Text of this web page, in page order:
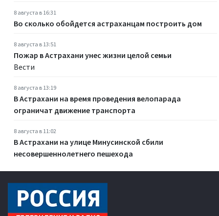
8 августа в 16:31
Во сколько обойдется астраханцам построить дом
8 августа в 13:51
Пожар в Астрахани унес жизни целой семьи
Вести
8 августа в 13:19
В Астрахани на время проведения велопарада
ограничат движение транспорта
8 августа в 11:02
В Астрахани на улице Минусинской сбили
несовершеннолетнего пешехода